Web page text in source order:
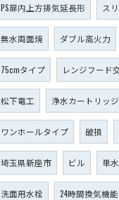
PS扉内上方排気延長形 ス
無水両面焼 ダブル高火力
75cmタイプ レンジフード
松下電工 浄水カートリッ
ワンホールタイプ 破損
埼玉県新座市 ビル 単
洗面用水栓 24時間換気機